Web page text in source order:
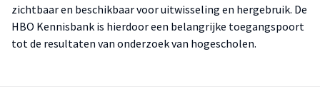
zichtbaar en beschikbaar voor uitwisseling en hergebruik. De
HBO Kennisbank is hierdoor een belangrijke toegangspoort
tot de resultaten van onderzoek van hogescholen.